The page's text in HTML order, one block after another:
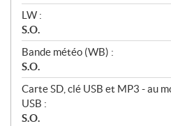
LW :
S.O.
Bande météo (WB) :
S.O.
Carte SD, clé USB et MP3 - au
USB :
S.O.